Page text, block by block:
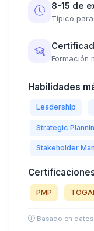
8-15 de
Típico
Formación
Habilidades
Leadership
Strategic
Stakeholder
PMP
Basado en